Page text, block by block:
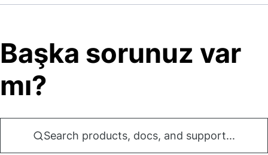
Başka sorunuz var
mı?
Search products, docs, and support...